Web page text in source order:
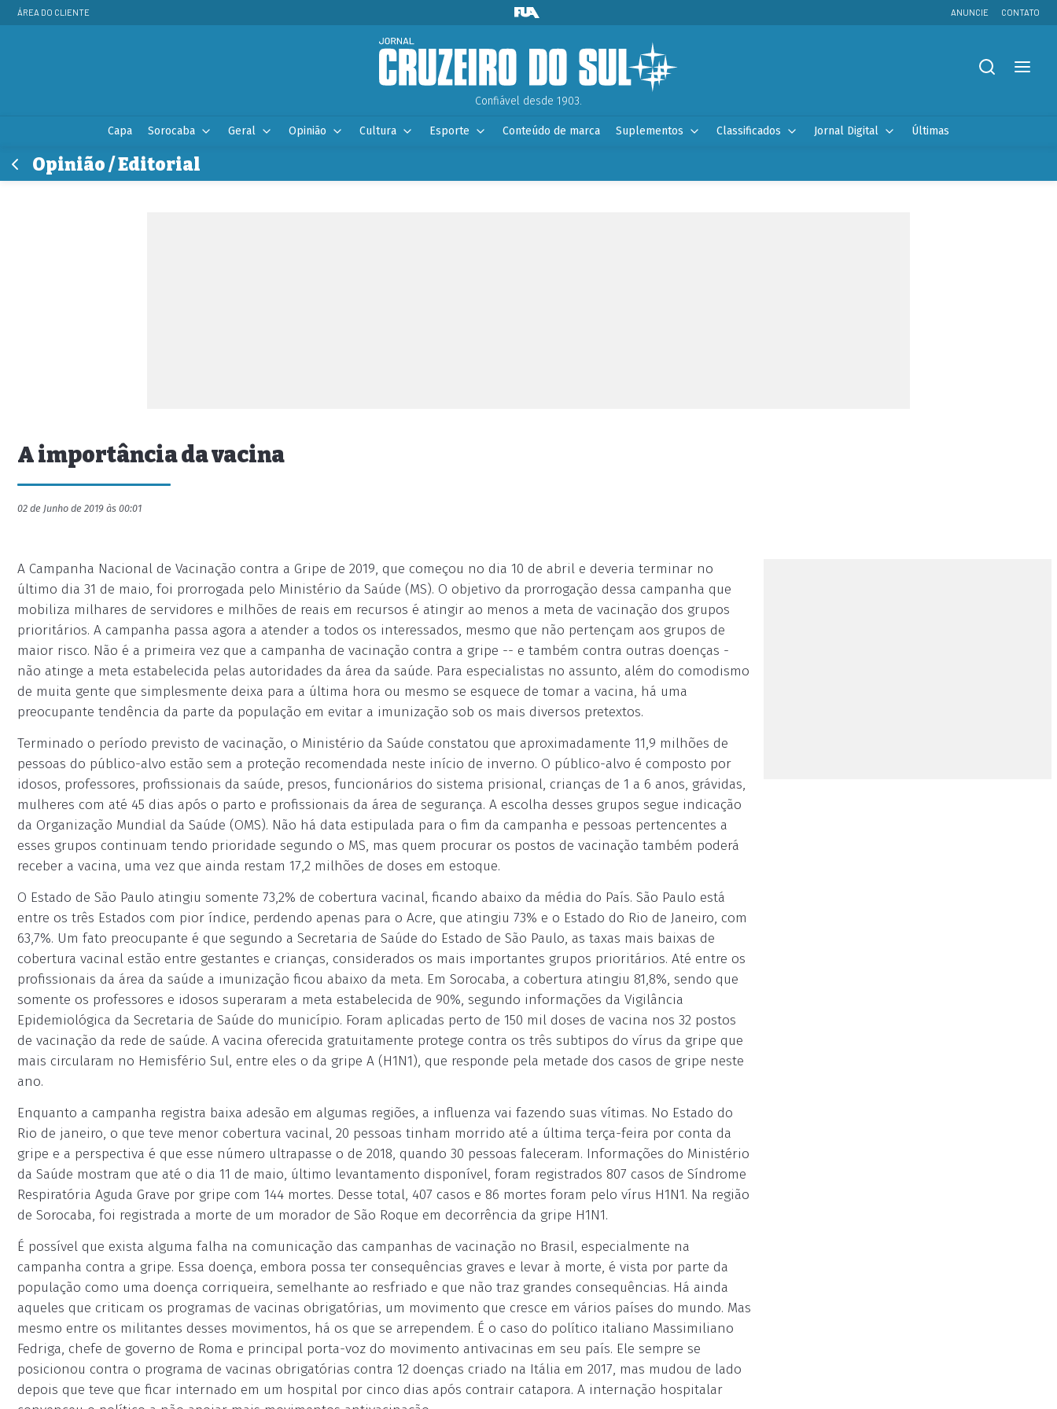
ÁREA DO CLIENTE ANUNCIE CONTATO
Confiável desde 1903.
Capa Sorocaba Geral Opinião Cultura Esporte Conteúdo de marca Suplementos Classificados Jornal Digital Últimas
Opinião / Editorial
A importância da vacina
02 de Junho de 2019 às 00:01
A Campanha Nacional de Vacinação contra a Gripe de 2019, que começou no dia 10 de abril e deveria terminar no
último dia 31 de maio, foi prorrogada pelo Ministério da Saúde (MS). O objetivo da prorrogação dessa campanha que
mobiliza milhares de servidores e milhões de reais em recursos é atingir ao menos a meta de vacinação dos grupos
prioritários. A campanha passa agora a atender a todos os interessados, mesmo que não pertençam aos grupos de
maior risco. Não é a primeira vez que a campanha de vacinação contra a gripe -- e também contra outras doenças -
não atinge a meta estabelecida pelas autoridades da área da saúde. Para especialistas no assunto, além do comodismo
de muita gente que simplesmente deixa para a última hora ou mesmo se esquece de tomar a vacina, há uma
preocupante tendência da parte da população em evitar a imunização sob os mais diversos pretextos.
Terminado o período previsto de vacinação, o Ministério da Saúde constatou que aproximadamente 11,9 milhões de
pessoas do público-alvo estão sem a proteção recomendada neste início de inverno. O público-alvo é composto por
idosos, professores, profissionais da saúde, presos, funcionários do sistema prisional, crianças de 1 a 6 anos, grávidas,
mulheres com até 45 dias após o parto e profissionais da área de segurança. A escolha desses grupos segue indicação
da Organização Mundial da Saúde (OMS). Não há data estipulada para o fim da campanha e pessoas pertencentes a
esses grupos continuam tendo prioridade segundo o MS, mas quem procurar os postos de vacinação também poderá
receber a vacina, uma vez que ainda restam 17,2 milhões de doses em estoque.
O Estado de São Paulo atingiu somente 73,2% de cobertura vacinal, ficando abaixo da média do País. São Paulo está
entre os três Estados com pior índice, perdendo apenas para o Acre, que atingiu 73% e o Estado do Rio de Janeiro, com
63,7%. Um fato preocupante é que segundo a Secretaria de Saúde do Estado de São Paulo, as taxas mais baixas de
cobertura vacinal estão entre gestantes e crianças, considerados os mais importantes grupos prioritários. Até entre os
profissionais da área da saúde a imunização ficou abaixo da meta. Em Sorocaba, a cobertura atingiu 81,8%, sendo que
somente os professores e idosos superaram a meta estabelecida de 90%, segundo informações da Vigilância
Epidemiológica da Secretaria de Saúde do município. Foram aplicadas perto de 150 mil doses de vacina nos 32 postos
de vacinação da rede de saúde. A vacina oferecida gratuitamente protege contra os três subtipos do vírus da gripe que
mais circularam no Hemisfério Sul, entre eles o da gripe A (H1N1), que responde pela metade dos casos de gripe neste
ano.
Enquanto a campanha registra baixa adesão em algumas regiões, a influenza vai fazendo suas vítimas. No Estado do
Rio de janeiro, o que teve menor cobertura vacinal, 20 pessoas tinham morrido até a última terça-feira por conta da
gripe e a perspectiva é que esse número ultrapasse o de 2018, quando 30 pessoas faleceram. Informações do Ministério
da Saúde mostram que até o dia 11 de maio, último levantamento disponível, foram registrados 807 casos de Síndrome
Respiratória Aguda Grave por gripe com 144 mortes. Desse total, 407 casos e 86 mortes foram pelo vírus H1N1. Na região
de Sorocaba, foi registrada a morte de um morador de São Roque em decorrência da gripe H1N1.
É possível que exista alguma falha na comunicação das campanhas de vacinação no Brasil, especialmente na
campanha contra a gripe. Essa doença, embora possa ter consequências graves e levar à morte, é vista por parte da
população como uma doença corriqueira, semelhante ao resfriado e que não traz grandes consequências. Há ainda
aqueles que criticam os programas de vacinas obrigatórias, um movimento que cresce em vários países do mundo. Mas
mesmo entre os militantes desses movimentos, há os que se arrependem. É o caso do político italiano Massimiliano
Fedriga, chefe de governo de Roma e principal porta-voz do movimento antivacinas em seu país. Ele sempre se
posicionou contra o programa de vacinas obrigatórias contra 12 doenças criado na Itália em 2017, mas mudou de lado
depois que teve que ficar internado em um hospital por cinco dias após contrair catapora. A internação hospitalar